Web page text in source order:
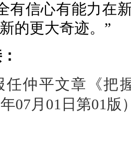
有信心有能力在
的更大奇迹。”
任仲平文章《把
07月01日第01版